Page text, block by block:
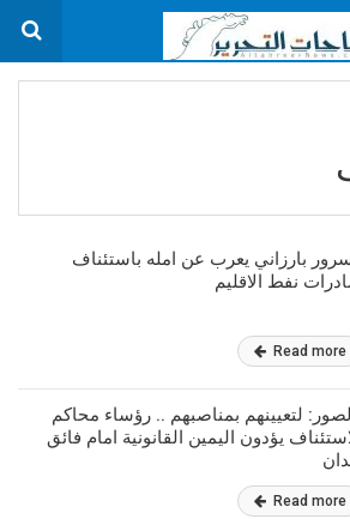
بارزاني يعرب عن امله باستئناف
نفط الاقليم
Read more
لتعيينهم بمناصبهم .. رؤساء محاكم
يؤدون اليمين القانونية امام فائق
Read more